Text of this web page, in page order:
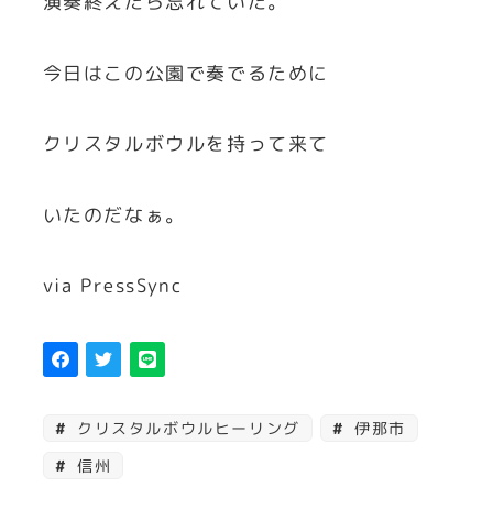
今日はこの公園で奏でるために
クリスタルボウルを持って来て
いたのだなぁ。
via PressSync
クリスタルボウルヒーリング
伊那市
信州